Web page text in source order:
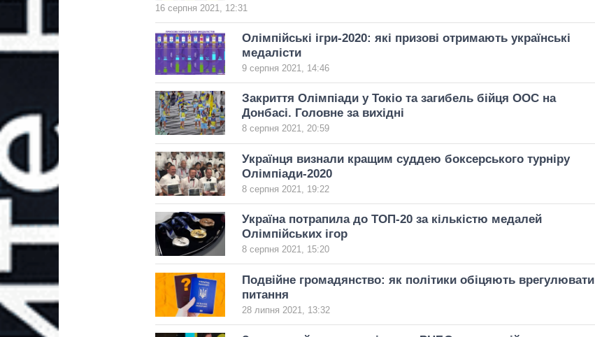
16 серпня 2021, 12:31
Олімпійські ігри-2020: які призові отримають українські
медалісти
9 серпня 2021, 14:46
Закриття Олімпіади у Токіо та загибель бійця ООС на
Донбасі. Головне за вихідні
8 серпня 2021, 20:59
Українця визнали кращим суддею боксерського турніру
Олімпіади-2020
8 серпня 2021, 19:22
Україна потрапила до ТОП-20 за кількістю медалей
Олімпійських ігор
8 серпня 2021, 15:20
Подвійне громадянство: як політики обіцяють врегулювати
питання
28 липня 2021, 13:32